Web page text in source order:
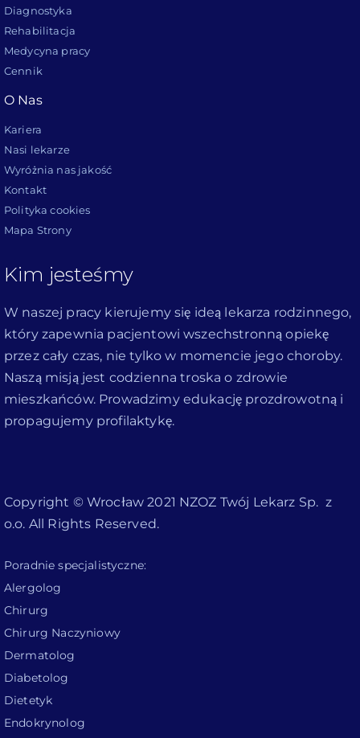
Diagnostyka
Rehabilitacja
Medycyna pracy
Cennik
O Nas
Kariera
Nasi lekarze
Wyróżnia nas jakość
Kontakt
Polityka cookies
Mapa Strony
Kim jesteśmy
W naszej pracy kierujemy się ideą lekarza rodzinnego,
który zapewnia pacjentowi wszechstronną opiekę
przez cały czas, nie tylko w momencie jego choroby.
Naszą misją jest codzienna troska o zdrowie
mieszkańców. Prowadzimy edukację prozdrowotną i
propagujemy profilaktykę.
Copyright © Wrocław 2021 NZOZ Twój Lekarz Sp. z
o.o. All Rights Reserved.
Poradnie specjalistyczne:
Alergolog
Chirurg
Chirurg Naczyniowy
Dermatolog
Diabetolog
Dietetyk
Endokrynolog